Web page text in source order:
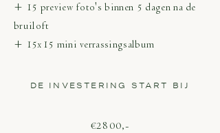
+ 15 preview foto's binnen 5 dagen na de
bruiloft
+ 15x15 mini verrassingsalbum
DE INVESTERING START BIJ
€2800,-